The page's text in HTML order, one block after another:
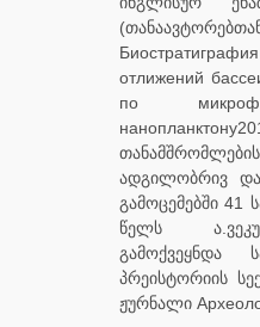
Биостратиграфия
отлижений
по
нанопланктону
ადგილობრივ და
გამოცემებში 41
წელს
გამოქვეყნდა
პრეისტორიის
ჟურნალი